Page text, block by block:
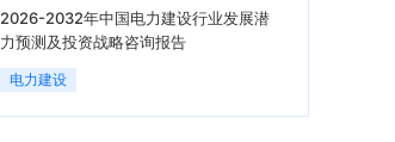
2026-2032年中国电力建设行业发展潜
力预测及投资战略咨询报告
电力建设